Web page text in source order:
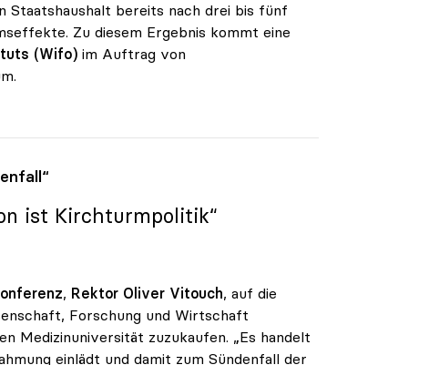
bereits nach drei bis fünf
Zu diesem Ergebnis kommt eine
(Wifo) im Auftrag von
ist Kirchturmpolitik“
, Rektor Oliver Vitouch, auf die
Forschung und Wirtschaft
Medizinuniversität zuzukaufen. „Es handelt
einlädt und damit zum Sündenfall der